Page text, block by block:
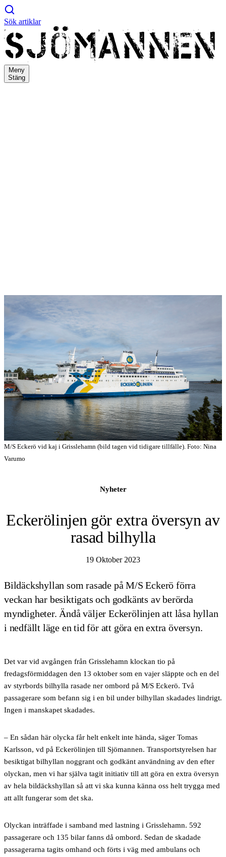
Sök artiklar
Meny
Stäng
M/S Eckerö vid kaj i Grisslehamn (bild tagen vid tidigare tillfälle). Foto: Nina
Varumo
Nyheter
Eckerölinjen gör extra översyn av
rasad bilhylla
19 Oktober 2023
Bildäckshyllan som rasade på M/S Eckerö förra
veckan har besiktigats och godkänts av berörda
myndigheter. Ändå väljer Eckerölinjen att låsa hyllan
i nedfällt läge en tid för att göra en extra översyn.
Det var vid avgången från Grisslehamn klockan tio på
fredagsförmiddagen den 13 oktober som en vajer släppte och en del
av styrbords bilhylla rasade ner ombord på M/S Eckerö. Två
passagerare som befann sig i en bil under bilhyllan skadades lindrigt.
Ingen i manskapet skadades.
– En sådan här olycka får helt enkelt inte hända, säger Tomas
Karlsson, vd på Eckerölinjen till Sjömannen. Transportstyrelsen har
besiktigat bilhyllan noggrant och godkänt användning av den efter
olyckan, men vi har själva tagit initiativ till att göra en extra översyn
av hela bildäckshyllan så att vi ska kunna känna oss helt trygga med
att allt fungerar som det ska.
Olyckan inträffade i samband med lastning i Grisslehamn. 592
passagerare och 135 bilar fanns då ombord. Sedan de skadade
passagerarna tagits omhand och förts i väg med ambulans och